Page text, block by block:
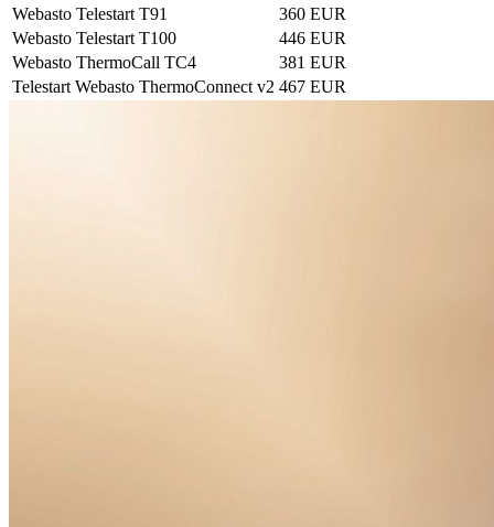
Webasto Telestart T91
360 EUR
Webasto Telestart T100
446 EUR
Webasto ThermoCall TC4
381 EUR
Telestart Webasto ThermoConnect v2 467 EUR